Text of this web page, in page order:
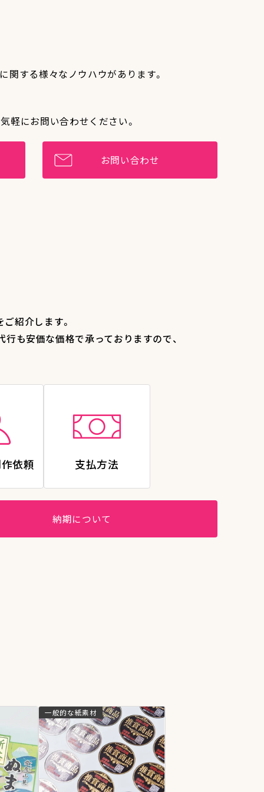
関する様々なノウハウがあります。
軽にお問い合わせください。
お問い合わせ
紹介します。
も安価な価格で承っておりますので、
依頼 支払方法
納期について
一般的な紙素材